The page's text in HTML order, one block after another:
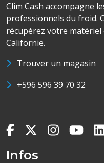
Clim Cash accompagne
professionnels du froid.
récupérez votre matériel
Californie.
Trouver un magasin
+596 596 39 70 32
Infos